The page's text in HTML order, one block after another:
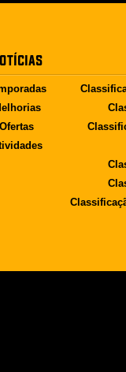
Ofertas